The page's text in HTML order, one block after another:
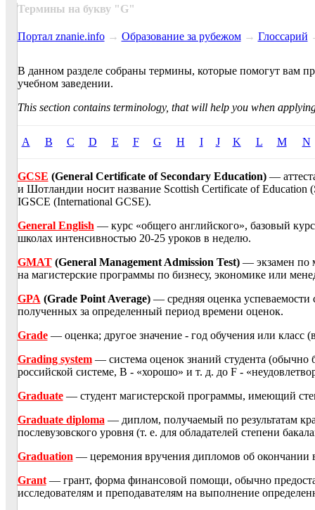
Термины на букву "G"
Портал znanie.info→ Образование за рубежом→ Глоссарий
В данном разделе собраны термины, которые помогут вам
учебном заведении.
This section contains terminology, that will help you when
A B C D E F G H I J K L M N
GCSE (General Certificate of Secondary Education)—
и Шотландии носит название Scottish Certificate of
IGSCE (International GCSE).
General English — курс «общего английского», базовый
школах интенсивностью 20-25 уроков в неделю.
GMAT (General Management Admission Test)— экзамен по
на магистерские программы по бизнесу, экономике или
GPA (Grade Point Average)— средняя оценка успеваемости
полученных за определенный период времени оценок.
Grade— оценка; другое значение - год обучения или
Grading system— система оценок знаний студента (обычно
российской системе, B - «хорошо» и т. д. до F -
Graduate— студент магистерской программы, имеющий
Graduate diploma — диплом, получаемый по результатам
послевузовского уровня (т. е. для обладателей степени
Graduation — церемония вручения дипломов об окончании
Grant— грант, форма финансовой помощи, обычно
исследователям и преподавателям на выполнение